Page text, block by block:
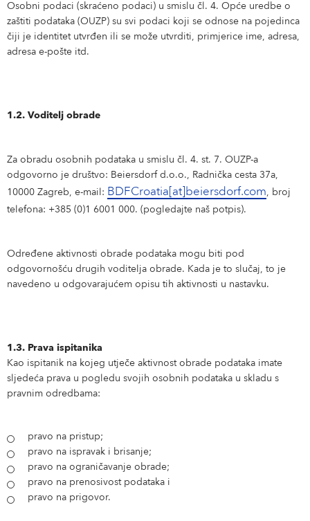
Osobni podaci (skraćeno podaci) u smislu čl. 4. Opće uredbe o
zaštiti podataka (OUZP) su svi podaci koji se odnose na pojedinca
čiji je identitet utvrđen ili se može utvrditi, primjerice ime, adresa,
adresa e-pošte itd.
1.2. Voditelj obrade
Za obradu osobnih podataka u smislu čl. 4. st. 7. OUZP-a
odgovorno je društvo: Beiersdorf d.o.o., Radnička cesta 37a,
10000 Zagreb, e-mail: BDFCroatia[at]beiersdorf.com, broj
telefona: +385 (0)1 6001 000. (pogledajte naš potpis).
Određene aktivnosti obrade podataka mogu biti pod
odgovornošću drugih voditelja obrade. Kada je to slučaj, to je
navedeno u odgovarajućem opisu tih aktivnosti u nastavku.
1.3. Prava ispitanika
Kao ispitanik na kojeg utječe aktivnost obrade podataka imate
sljedeća prava u pogledu svojih osobnih podataka u skladu s
pravnim odredbama:
pravo na pristup;
pravo na ispravak i brisanje;
pravo na ograničavanje obrade;
pravo na prenosivost podataka i
pravo na prigovor.